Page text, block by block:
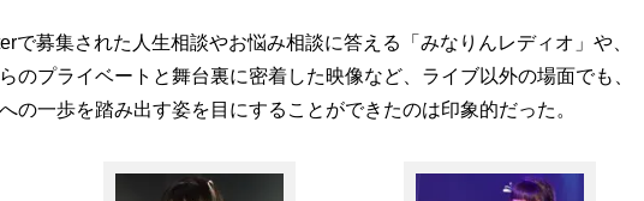
募集された人生相談やお悩み相談に答える「みなりんレディオ」や、
のプライベートと舞台裏に密着した映像など、ライブ以外の場面でも、
の一歩を踏み出す姿を目にすることができたのは印象的だった。